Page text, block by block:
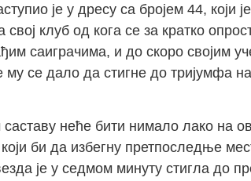
је у дресу са бројем 44, који
клуб од кога се за кратко
саиграчима, и до скоро својим
се дало да стигне до тријумфа
неће бити нимало лако на
би да избегну претпоследње
је у седмом минуту стигла до